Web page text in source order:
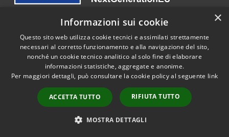
Comune di Cervia
SEGUICI SU
Youtube Instagram
×
Informazioni sui cookie
Questo sito web utilizza cookie tecnici e assimilati strettamente
necessari al corretto funzionamento e alla navigazione del sito,
nonché un cookie tecnico analitico al solo fine di elaborare
informazioni statistiche, aggregate e anonime.
Per maggiori dettagli, può consultare la cookie policy al seguente link
ACCETTA TUTTO RIFIUTA TUTTO
MOSTRA DETTAGLI